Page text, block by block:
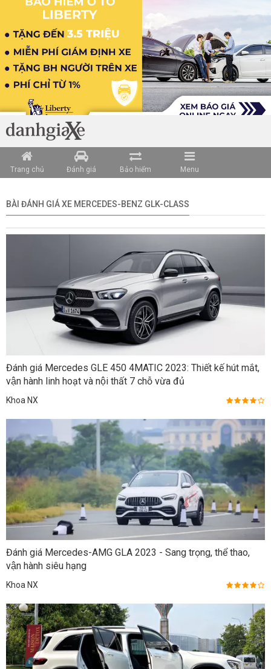
Trang chủ Đánh giá Bảo hiểm Menu
BÀI ĐÁNH GIÁ XE MERCEDES-BENZ GLK-CLASS
Đánh giá Mercedes GLE 450 4MATIC 2023: Thiết kế hút mắt,
vận hành linh hoạt và nội thất 7 chỗ vừa đủ
Khoa NX
Đánh giá Mercedes-AMG GLA 2023 - Sang trọng, thể thao,
vận hành siêu hạng
Khoa NX